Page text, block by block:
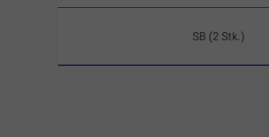
SB (2 Stk.)